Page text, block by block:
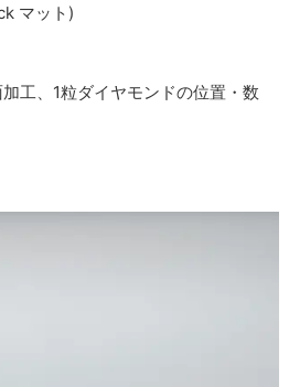
マット)
工、1粒ダイヤモンドの位置・数